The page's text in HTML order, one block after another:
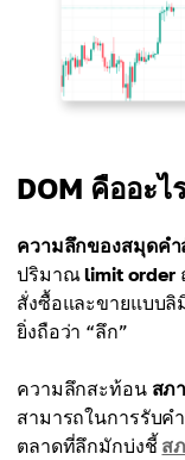
DOM คืออะไ
ความลึกของสมุดคำ
ปริมาณlimit order
สั่งซื้อและขายแบบลิ
ยิ่งถือว่า “ลึก”
ความลึกสะท้อน สภ
สามารถในการรับค
ตลาดที่ลึกมักบ่งชี้ ส